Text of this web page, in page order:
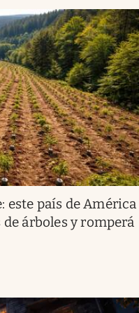
este país de América
árboles y romperá